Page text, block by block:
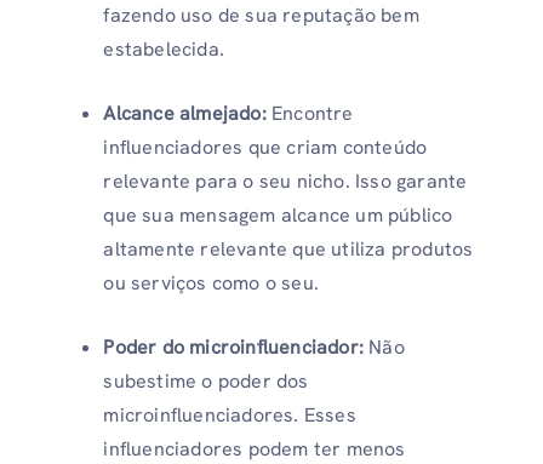
fazendo uso de sua reputação bem
estabelecida.
Alcance almejado:Encontre
influenciadores que criam conteúdo
relevante para o seu nicho. Isso garante
que sua mensagem alcance um público
altamente relevante que utiliza produtos
ou serviços como o seu.
Poder do microinfluenciador: Não
subestime o poder dos
microinfluenciadores. Esses
influenciadores podem ter menos